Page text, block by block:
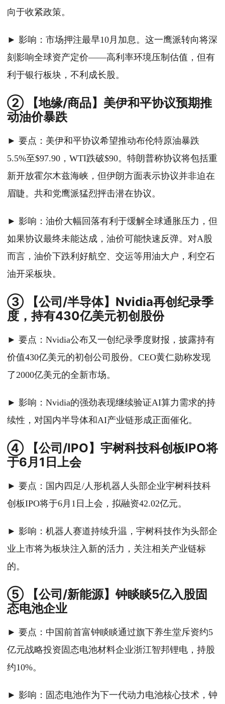
向于收紧政策。
► 影响：市场押注最早10月加息。这一鹰派转向将深
刻影响全球资产定价——高利率环境压制估值，但有
利于银行板块，不利成长股。
② 【地缘/商品】美伊和平协议预期推
动油价暴跌
► 要点：美伊和平协议希望推动布伦特原油暴跌
5.5%至$97.90，WTI跌破$90。特朗普称协议将包括重
新开放霍尔木兹海峡，但伊朗方面表示协议并非迫在
眉睫。共和党鹰派猛烈抨击潜在协议。
► 影响：油价大幅回落有利于缓解全球通胀压力，但
如果协议最终未能达成，油价可能快速反弹。对A股
而言，油价下跌利好航空、交运等用油大户，利空石
油开采板块。
③ 【公司/半导体】Nvidia再创纪录季
度，持有430亿美元初创股份
► 要点：Nvidia公布又一创纪录季度财报，披露持有
价值430亿美元的初创公司股份。CEO黄仁勋称发现
了2000亿美元的全新市场。
► 影响：Nvidia的强劲表现继续验证AI算力需求的持
续性，对国内半导体和AI产业链形成正面催化。
④ 【公司/IPO】宇树科技科创板IPO将
于6月1日上会
► 要点：国内四足/人形机器人头部企业宇树科技科
创板IPO将于6月1日上会，拟融资42.02亿元。
► 影响：机器人赛道持续升温，宇树科技作为头部企
业上市将为板块注入新的活力，关注相关产业链标
的。
⑤ 【公司/新能源】钟睒睒5亿入股固
态电池企业
► 要点：中国前首富钟睒睒通过旗下养生堂斥资约5
亿元战略投资固态电池材料企业浙江智邦锂电，持股
约10%。
► 影响：固态电池作为下一代动力电池核心技术，钟